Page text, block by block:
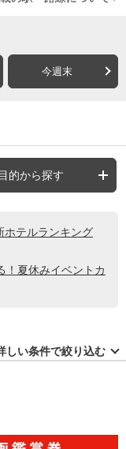
今週末
目的から探す
ホテルランキング
！夏休みイベントカ
しい条件で絞り込む